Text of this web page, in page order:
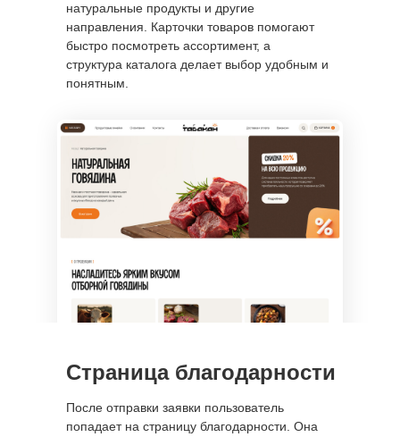
натуральные продукты и другие
направления. Карточки товаров помогают
быстро посмотреть ассортимент, а
структура каталога делает выбор удобным и
понятным.
После отправки заявки пользователь
попадает на страницу благодарности. Она
Страница благодарности
Санкт-Петербург
пр. Просвещения, 32к1
Москва
Черногория
(Montenegro, Tivat - Porto
Montenegro)